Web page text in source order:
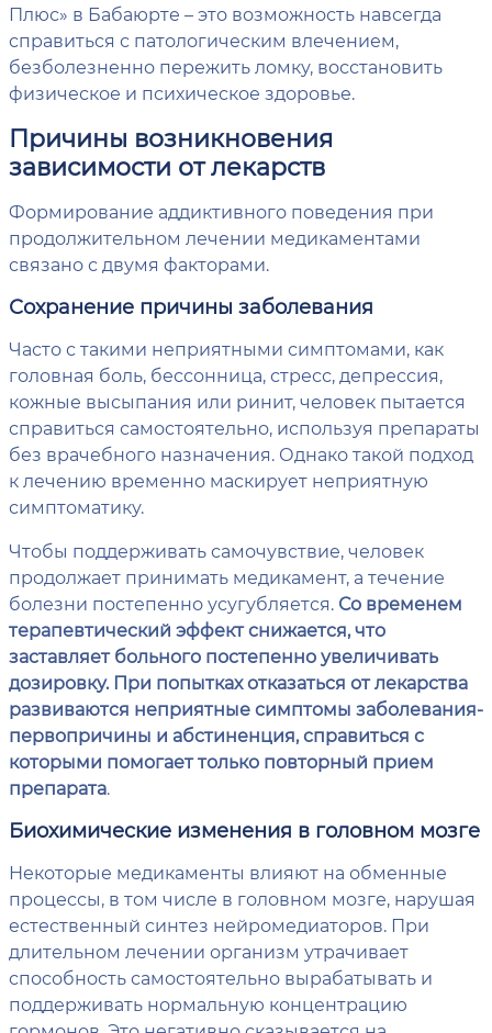
Плюс» в Бабаюрте – это возможность навсегда
справиться с патологическим влечением,
безболезненно пережить ломку, восстановить
физическое и психическое здоровье.
Причины возникновения
зависимости от лекарств
Формирование аддиктивного поведения при
продолжительном лечении медикаментами
связано с двумя факторами.
Сохранение причины заболевания
Часто с такими неприятными симптомами, как
головная боль, бессонница, стресс, депрессия,
кожные высыпания или ринит, человек пытается
справиться самостоятельно, используя препараты
без врачебного назначения. Однако такой подход
к лечению временно маскирует неприятную
симптоматику.
Чтобы поддерживать самочувствие, человек
продолжает принимать медикамент, а течение
болезни постепенно усугубляется. Со временем
терапевтический эффект снижается, что
заставляет больного постепенно увеличивать
дозировку. При попытках отказаться от лекарства
развиваются неприятные симптомы заболевания-
первопричины и абстиненция, справиться с
которыми помогает только повторный прием
препарата.
Биохимические изменения в головном мозге
Некоторые медикаменты влияют на обменные
процессы, в том числе в головном мозге, нарушая
естественный синтез нейромедиаторов. При
длительном лечении организм утрачивает
способность самостоятельно вырабатывать и
поддерживать нормальную концентрацию